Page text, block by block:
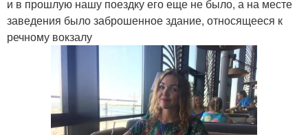
и в прошлую нашу поездку его еще не было, а на месте
заведения было заброшенное здание, относящееся к
речному вокзалу